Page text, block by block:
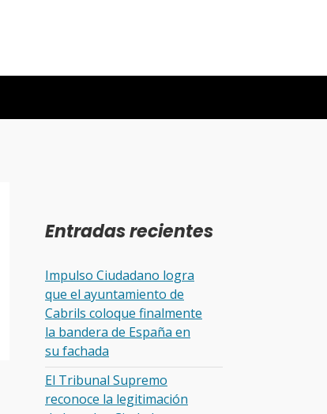
Entradas recientes
Impulso Ciudadano logra
que el ayuntamiento de
Cabrils coloque finalmente
la bandera de España en
su fachada
El Tribunal Supremo
reconoce la legitimación